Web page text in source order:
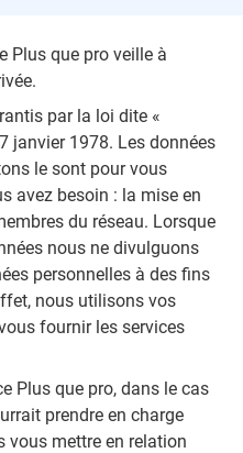
Plus que pro veille à
par la loi dite «
janvier 1978. Les données
le sont pour vous
avez besoin : la mise en
du réseau. Lorsque
nous ne divulguons
personnelles à des fins
nous utilisons vos
fournir les services
Plus que pro, dans le cas
prendre en charge
vous mettre en relation